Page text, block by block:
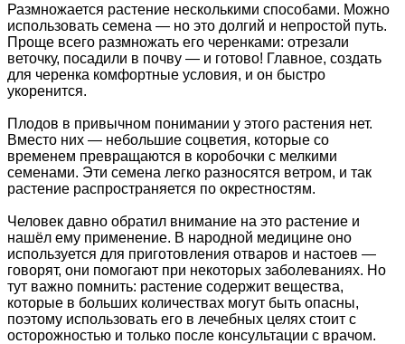
Размножается растение несколькими способами. Можно
использовать семена — но это долгий и непростой путь.
Проще всего размножать его черенками: отрезали
веточку, посадили в почву — и готово! Главное, создать
для черенка комфортные условия, и он быстро
укоренится.
Плодов в привычном понимании у этого растения нет.
Вместо них — небольшие соцветия, которые со
временем превращаются в коробочки с мелкими
семенами. Эти семена легко разносятся ветром, и так
растение распространяется по окрестностям.
Человек давно обратил внимание на это растение и
нашёл ему применение. В народной медицине оно
используется для приготовления отваров и настоев —
говорят, они помогают при некоторых заболеваниях. Но
тут важно помнить: растение содержит вещества,
которые в больших количествах могут быть опасны,
поэтому использовать его в лечебных целях стоит с
осторожностью и только после консультации с врачом.